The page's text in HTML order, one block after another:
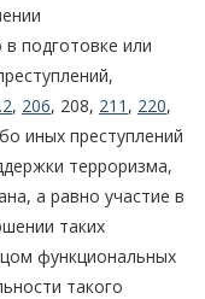
подготовке или
, 206, 208, 211 , 220,
иных преступлений
терроризма,
а равно участие в
таких
функциональных
такого